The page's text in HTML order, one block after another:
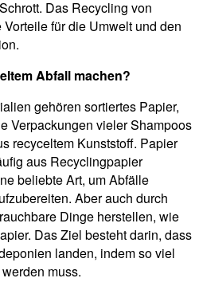
Das Recycling von
für die Umwelt und den
Abfall machen?
gehören sortiertes Papier,
Verpackungen vieler Shampoos
recyceltem Kunststoff. Papier
aus Recyclingpapier
beliebte Art, um Abfälle
Aber auch durch
Dinge herstellen, wie
Das Ziel besteht darin, dass
landen, indem so viel
muss.